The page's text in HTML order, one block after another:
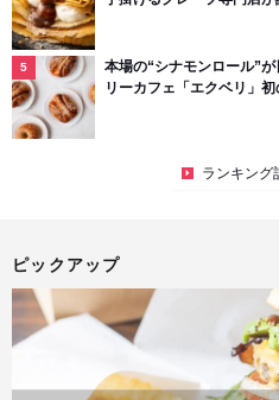
本場の“シナモンロール”
リーカフェ「エクベリ」
ランキング
ピックアップ